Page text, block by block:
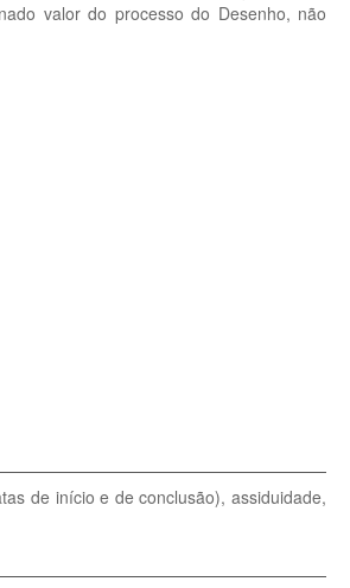
valor do processo do Desenho, não
de início e de conclusão), assiduidade,